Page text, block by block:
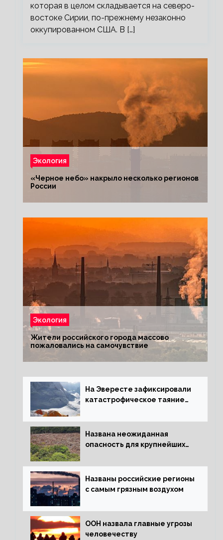
которая в целом складывается на северо-
востоке Сирии, по-прежнему незаконно
оккупированном США. В […]
Экология
«Черное небо» накрыло несколько регионов
России
Экология
Жители российского города массово
пожаловались на самочувствие
На Эвересте зафиксировали
катастрофическое таяние
Названа неожиданная
опасность для крупнейших
Названы российские регионы
с самым грязным воздухом
ООН назвала главные угрозы
человечеству